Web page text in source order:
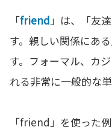
「friend 」は、「友
す。親しい関係にあ
す。フォーマル、カ
れる非常に一般的な単
「friend」を使った